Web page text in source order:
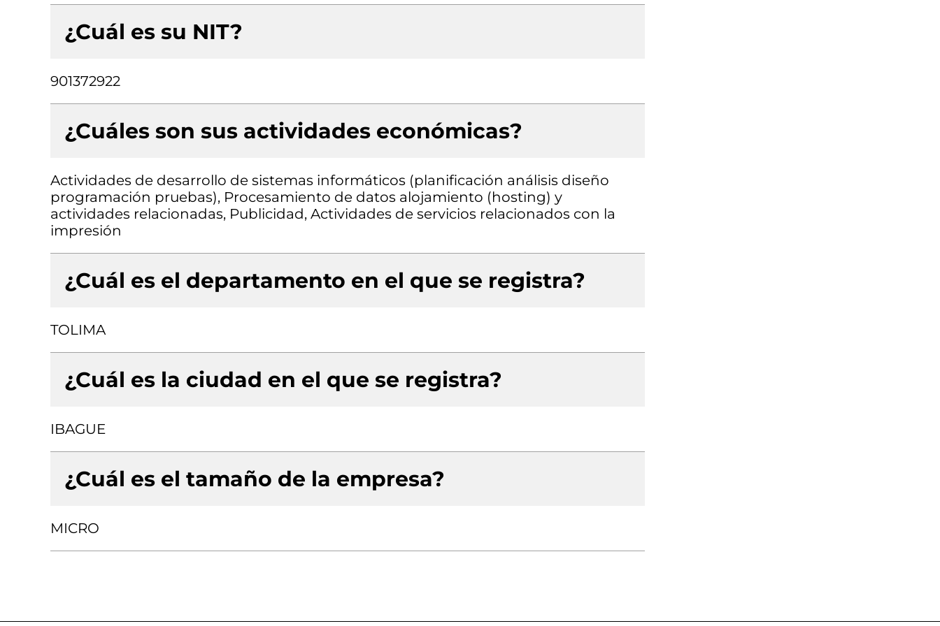
¿Cuál es su NIT?
901372922
¿Cuáles son sus actividades económicas?
Actividades de desarrollo de sistemas informáticos (planificación análisis diseño
programación pruebas), Procesamiento de datos alojamiento (hosting) y
actividades relacionadas, Publicidad, Actividades de servicios relacionados con la
impresión
¿Cuál es el departamento en el que se registra?
TOLIMA
¿Cuál es la ciudad en el que se registra?
IBAGUE
¿Cuál es el tamaño de la empresa?
MICRO